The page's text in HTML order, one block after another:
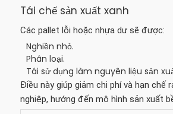
Tái chế sản xuất xanh
Các pallet lỗi hoặc nhựa dư sẽ được:
Nghiền nhỏ.
Phân loại.
Tái sử dụng làm nguyên liệu sản
Điều này giúp giảm chi phí và hạn chế
nghiệp, hướng đến mô hình sản xuất